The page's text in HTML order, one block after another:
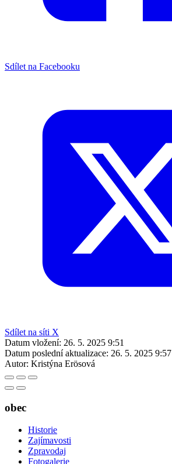
Sdílet na Facebooku
Sdílet na síti X
Datum vložení: 26. 5. 2025 9:51
Datum poslední aktualizace: 26. 5. 2025 9:57
Autor: Kristýna Erösová
obec
Historie
Zajímavosti
Zpravodaj
Fotogalerie